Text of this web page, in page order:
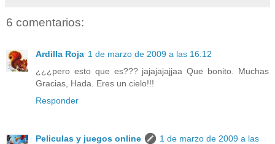
6 comentarios:
Ardilla Roja 1 de marzo de 2009 a las 16:12
¿¿¿pero esto que es??? jajajajajjaa Que bonito. Muchas
Gracias, Hada. Eres un cielo!!!
Responder
Peliculas y juegos online
1 de marzo de 2009 a las